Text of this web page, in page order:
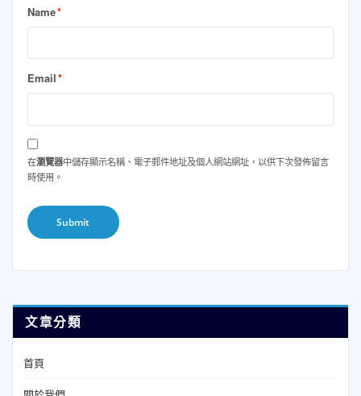
Name*
Email*
在瀏覽器中儲存顯示名稱、電子郵件地址及個人網站網址，以供下次發佈留言
時使用。
文章分類
首頁